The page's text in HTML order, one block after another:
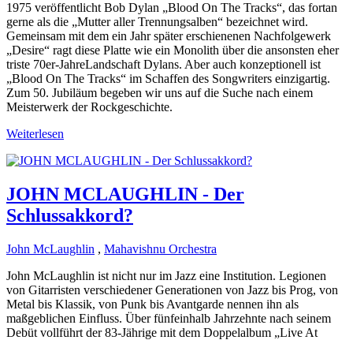
1975 veröffentlicht Bob Dylan „Blood On The Tracks“, das fortan
gerne als die „Mutter aller Trennungsalben“ bezeichnet wird.
Gemeinsam mit dem ein Jahr später erschienenen Nachfolgewerk
„Desire“ ragt diese Platte wie ein Monolith über die ansonsten eher
triste 70er-JahreLandschaft Dylans. Aber auch konzeptionell ist
„Blood On The Tracks“ im Schaffen des Songwriters einzigartig.
Zum 50. Jubiläum begeben wir uns auf die Suche nach einem
Meisterwerk der Rockgeschichte.
Weiterlesen
JOHN MCLAUGHLIN - Der
Schlussakkord?
John McLaughlin , Mahavishnu Orchestra
John McLaughlin ist nicht nur im Jazz eine Institution. Legionen
von Gitarristen verschiedener Generationen von Jazz bis Prog, von
Metal bis Klassik, von Punk bis Avantgarde nennen ihn als
maßgeblichen Einfluss. Über fünfeinhalb Jahrzehnte nach seinem
Debüt vollführt der 83-Jährige mit dem Doppelalbum „Live At